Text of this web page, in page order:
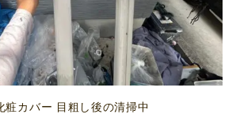
粧カバー 目粗し後の清掃中